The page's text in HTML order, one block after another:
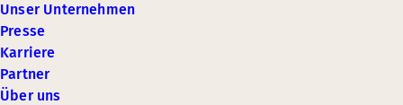
Unser Unternehmen
Presse
Karriere
Partner
Über uns